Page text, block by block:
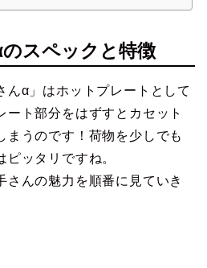
スペックと特徴
α」はホットプレートとして
ート部分をはずすとカセット
まうのです！荷物を少しでも
ッタリですね。
さんの魅力を順番に見ていき